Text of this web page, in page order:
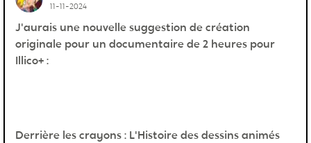
11-11-2024
J'aurais une nouvelle suggestion de création
originale pour un documentaire de 2 heures pour
Illico+ :
Derrière les crayons : L'Histoire des dessins animés